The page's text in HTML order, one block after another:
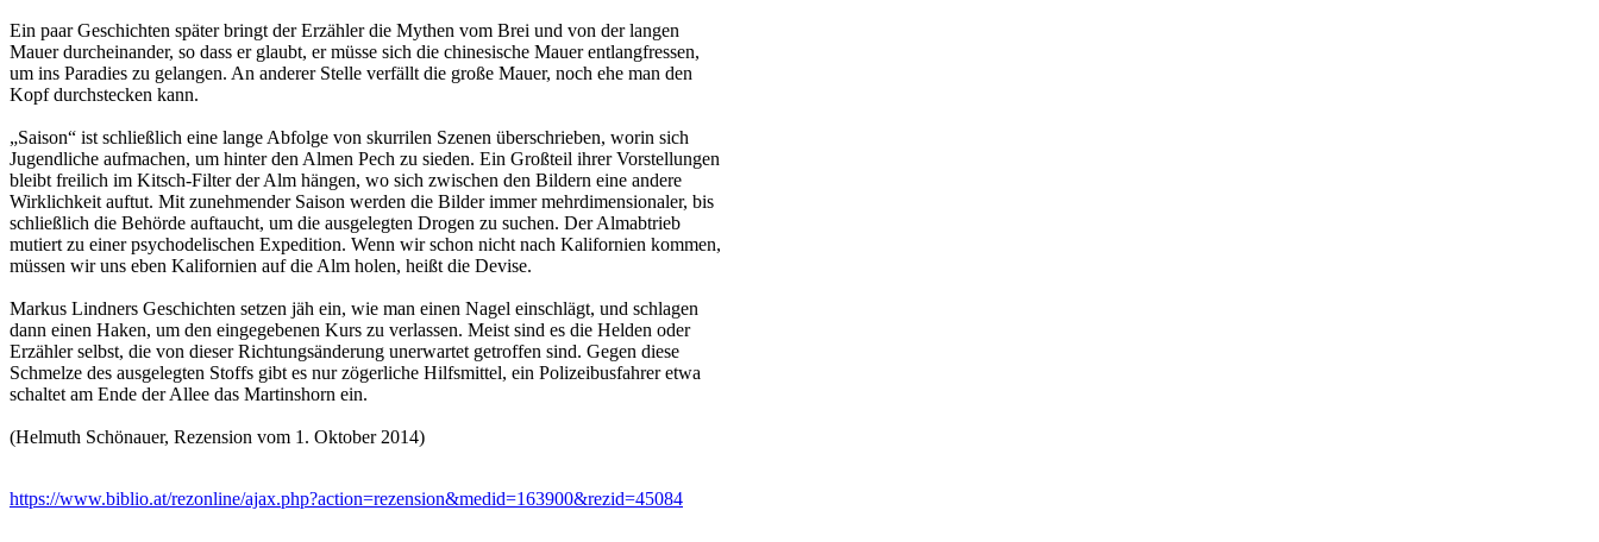
Ein paar Geschichten später bringt der Erzähler die Mythen vom Brei und von der langen
Mauer durcheinander, so dass er glaubt, er müsse sich die chinesische Mauer entlangfressen,
um ins Paradies zu gelangen. An anderer Stelle verfällt die große Mauer, noch ehe man den
Kopf durchstecken kann.
„Saison“ ist schließlich eine lange Abfolge von skurrilen Szenen überschrieben, worin sich
Jugendliche aufmachen, um hinter den Almen Pech zu sieden. Ein Großteil ihrer Vorstellungen
bleibt freilich im Kitsch-Filter der Alm hängen, wo sich zwischen den Bildern eine andere
Wirklichkeit auftut. Mit zunehmender Saison werden die Bilder immer mehrdimensionaler, bis
schließlich die Behörde auftaucht, um die ausgelegten Drogen zu suchen. Der Almabtrieb
mutiert zu einer psychodelischen Expedition. Wenn wir schon nicht nach Kalifornien kommen,
müssen wir uns eben Kalifornien auf die Alm holen, heißt die Devise.
Markus Lindners Geschichten setzen jäh ein, wie man einen Nagel einschlägt, und schlagen
dann einen Haken, um den eingegebenen Kurs zu verlassen. Meist sind es die Helden oder
Erzähler selbst, die von dieser Richtungsänderung unerwartet getroffen sind. Gegen diese
Schmelze des ausgelegten Stoffs gibt es nur zögerliche Hilfsmittel, ein Polizeibusfahrer etwa
schaltet am Ende der Allee das Martinshorn ein.
(Helmuth Schönauer, Rezension vom 1. Oktober 2014)
https://www.biblio.at/rezonline/ajax.php?action=rezension&medid=163900&rezid=45084